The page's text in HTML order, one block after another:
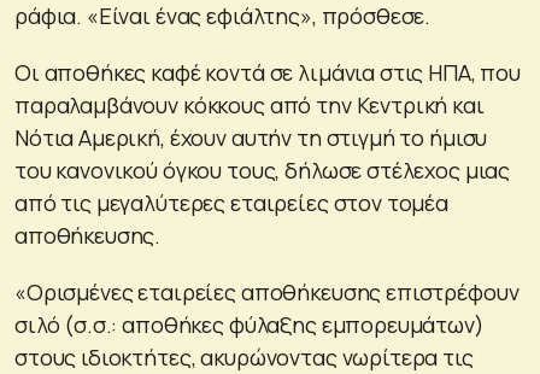
ράφια. «Είναι ένας εφιάλτης», πρόσθεσε.
Οι αποθήκες καφέ κοντά σε λιμάνια στις ΗΠΑ, που
παραλαμβάνουν κόκκους από την Κεντρική και
Νότια Αμερική, έχουν αυτήν τη στιγμή το ήμισυ
του κανονικού όγκου τους, δήλωσε στέλεχος μιας
από τις μεγαλύτερες εταιρείες στον τομέα
αποθήκευσης.
«Ορισμένες εταιρείες αποθήκευσης επιστρέφουν
σιλό (σ.σ.: αποθήκες φύλαξης εμπορευμάτων)
στους ιδιοκτήτες, ακυρώνοντας νωρίτερα τις